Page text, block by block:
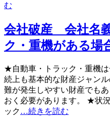
む
会社破産 会社名
ク・重機がある場
★自動車・トラック・重機
続上も基本的な財産ジャン
難が発生しやすい財産でも
おく必要があります。 ★状
ック…続きを読む